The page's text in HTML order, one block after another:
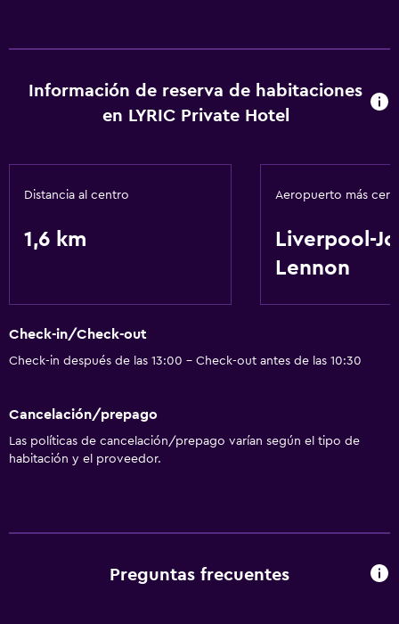
Información de reserva de habitaciones
en LYRIC Private Hotel
Distancia al centro
1,6 km
Aeropuerto más
Liverpool-
Lennon
Check-in/Check-out
Check-in después de las 13:00 - Check-out antes de las 10:30
Cancelación/prepago
Las políticas de cancelación/prepago varían según el tipo de
habitación y el proveedor.
Preguntas frecuentes